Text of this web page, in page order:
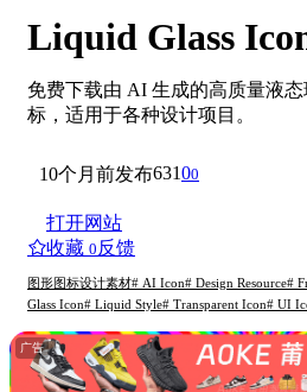
Liquid Glass
免费下载由 AI 生成的高质量液态
标，适用于各种设计项目。
10个月前发布63100
打开网站
收藏 0反馈
图形图标设计素材# AI Icon# Design Resource#
Glass Icon# Liquid Style# Transparent Icon# UI
广告